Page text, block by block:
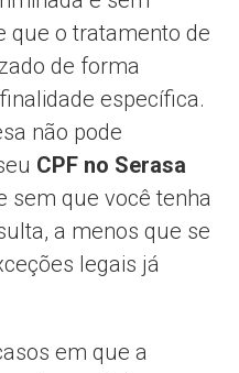
que o tratamento de
de forma
específica.
não pode
CPF no Serasa
sem que você tenha
a menos que se
legais já
em que a